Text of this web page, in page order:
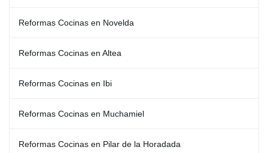
Reformas Cocinas en Novelda
Reformas Cocinas en Altea
Reformas Cocinas en Ibi
Reformas Cocinas en Muchamiel
Reformas Cocinas en Pilar de la Horadada